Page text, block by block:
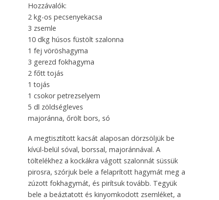
Hozzávalók:
2 kg-os pecsenyekacsa
3 zsemle
10 dkg húsos füstölt szalonna
1 fej vöröshagyma
3 gerezd fokhagyma
2 főtt tojás
1 tojás
1 csokor petrezselyem
5 dl zöldségleves
majoránna, őrölt bors, só
A megtisztított kacsát alaposan dörzsöljük be
kívül-belül sóval, borssal, majoránnával. A
töltelékhez a kockákra vágott szalonnát süssük
pirosra, szórjuk bele a felaprított hagymát meg a
zúzott fokhagymát, és pirítsuk tovább. Tegyük
bele a beáztatott és kinyomkodott zsemléket, a